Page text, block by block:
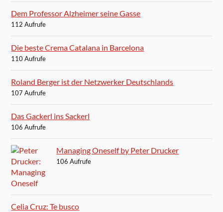
Dem Professor Alzheimer seine Gasse
112 Aufrufe
Die beste Crema Catalana in Barcelona
110 Aufrufe
Roland Berger ist der Netzwerker Deutschlands
107 Aufrufe
Das Gackerl ins Sackerl
106 Aufrufe
Managing Oneself by Peter Drucker
106 Aufrufe
Celia Cruz: Te busco